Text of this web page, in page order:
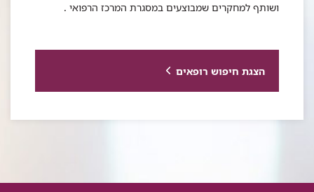
ושותף למחקרים שמבוצעים במסגרת המרכז הרפואי .
הצגת חיפוש רופאים